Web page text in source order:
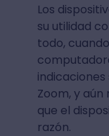
Los
su utilidad
todo,
Zoom, y
que el
razón.